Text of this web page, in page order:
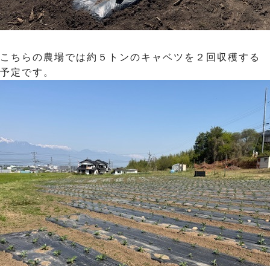
こちらの農場では約５トンのキャベツを２回収穫する
予定です。